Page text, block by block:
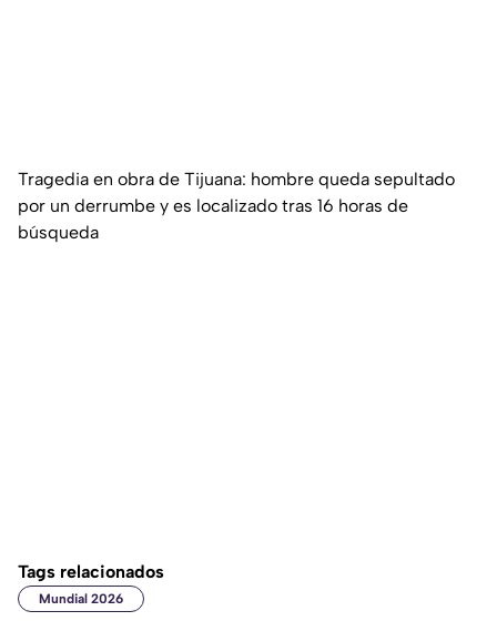
Tragedia en obra de Tijuana: hombre queda sepultado
por un derrumbe y es localizado tras 16 horas de
búsqueda
Tags relacionados
Mundial 2026